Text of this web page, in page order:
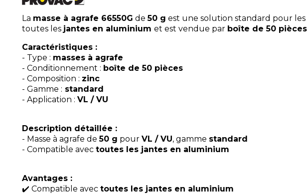
La masse à agrafe 66550G de50 g est une solution standard pour
toutes les jantes en aluminium et est vendue par boîte de 50 pièces
Caractéristiques :
- Type : masses à agrafe
- Conditionnement : boîte de 50 pièces
- Composition : zinc
- Gamme : standard
- Application : VL / VU
Description détaillée :
- Masse à agrafe de50 g pour VL / VU, gamme standard
- Compatible avec toutes les jantes en aluminium
Avantages :
✔️ Compatible avec toutes les jantes en aluminium